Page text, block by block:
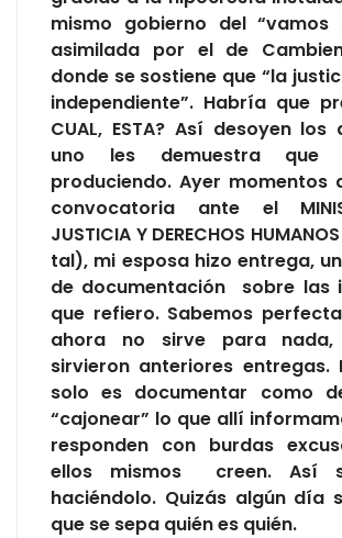
mismo gobierno del “vamos
asimilada por el de
donde se sostiene que “la
independiente”. Habría que
CUAL, ESTA? Así desoyen
uno les demuestra que
produciendo. Ayer momentos
convocatoria ante el
JUSTICIA Y DERECHOS
tal), mi esposa hizo entrega,
de documentación sobre las
que refiero. Sabemos
ahora no sirve para
sirvieron anteriores entregas.
solo es documentar como
“cajonear” lo que allí
responden con burdas
ellos mismos creen. Así
haciéndolo. Quizás algún día
que se sepa quién es quién.